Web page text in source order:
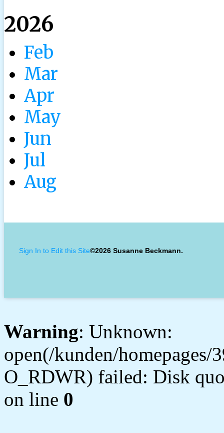
2026
Feb
Mar
Apr
May
Jun
Jul
Aug
Sign In to Edit this Site©2026 Susanne Beckmann.
Warning: Unknown:
open(/kunden/
O_RDWR) failed: Disk
on line 0